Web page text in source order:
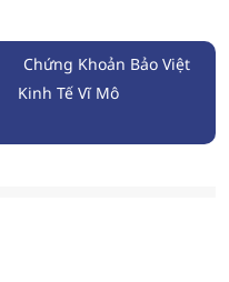
Chứng Khoản Bảo Việt
Kinh Tế Vĩ Mô